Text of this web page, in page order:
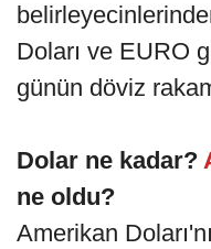
Doları ve EURO
günün döviz
Dolar ne kadar?
ne oldu?
Amerikan